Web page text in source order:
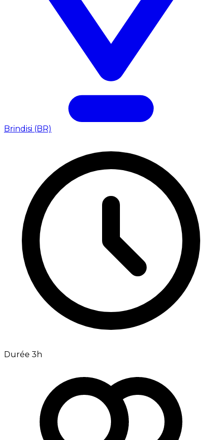
Brindisi (BR)
Durée 3h